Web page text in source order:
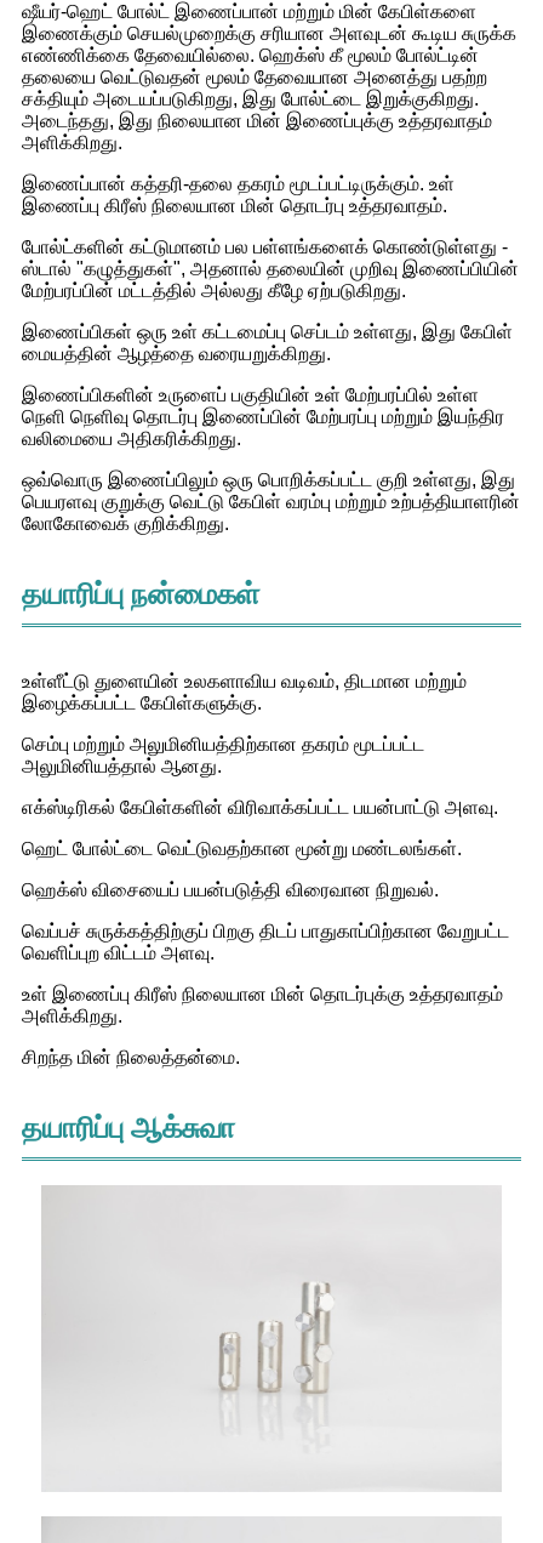
ஷீயர்-ஹெட் போல்ட் இணைப்பான் மற்றும் மின் கேபிள்களை
இணைக்கும் செயல்முறைக்கு சரியான அளவுடன் கூடிய சுருக்க
எண்ணிக்கை தேவையில்லை. ஹெக்ஸ் கீ மூலம் போல்ட்டின்
தலையை வெட்டுவதன் மூலம் தேவையான அனைத்து பதற்ற
சக்தியும் அடையப்படுகிறது, இது போல்ட்டை இறுக்குகிறது.
அடைந்தது, இது நிலையான மின் இணைப்புக்கு உத்தரவாதம்
அளிக்கிறது.
இணைப்பான் கத்தரி-தலை தகரம் மூடப்பட்டிருக்கும். உள்
இணைப்பு கிரீஸ் நிலையான மின் தொடர்பு உத்தரவாதம்.
போல்ட்களின் கட்டுமானம் பல பள்ளங்களைக் கொண்டுள்ளது -
ஸ்டால் "கழுத்துகள்", அதனால் தலையின் முறிவு இணைப்பியின்
மேற்பரப்பின் மட்டத்தில் அல்லது கீழே ஏற்படுகிறது.
இணைப்பிகள் ஒரு உள் கட்டமைப்பு செப்டம் உள்ளது, இது கேபிள்
மையத்தின் ஆழத்தை வரையறுக்கிறது.
இணைப்பிகளின் உருளைப் பகுதியின் உள் மேற்பரப்பில் உள்ள
நெளி நெளிவு தொடர்பு இணைப்பின் மேற்பரப்பு மற்றும் இயந்திர
வலிமையை அதிகரிக்கிறது.
ஒவ்வொரு இணைப்பிலும் ஒரு பொறிக்கப்பட்ட குறி உள்ளது, இது
பெயரளவு குறுக்கு வெட்டு கேபிள் வரம்பு மற்றும் உற்பத்தியாளரின்
லோகோவைக் குறிக்கிறது.
தயாரிப்பு நன்மைகள்
உள்ளீட்டு துளையின் உலகளாவிய வடிவம், திடமான மற்றும்
இழைக்கப்பட்ட கேபிள்களுக்கு.
செம்பு மற்றும் அலுமினியத்திற்கான தகரம் மூடப்பட்ட
அலுமினியத்தால் ஆனது.
எக்ஸ்டிரிகல் கேபிள்களின் விரிவாக்கப்பட்ட பயன்பாட்டு அளவு.
ஹெட் போல்ட்டை வெட்டுவதற்கான மூன்று மண்டலங்கள்.
ஹெக்ஸ் விசையைப் பயன்படுத்தி விரைவான நிறுவல்.
வெப்பச் சுருக்கத்திற்குப் பிறகு திடப் பாதுகாப்பிற்கான வேறுபட்ட
வெளிப்புற விட்டம் அளவு.
உள் இணைப்பு கிரீஸ் நிலையான மின் தொடர்புக்கு உத்தரவாதம்
அளிக்கிறது.
சிறந்த மின் நிலைத்தன்மை.
தயாரிப்பு ஆக்சுவா